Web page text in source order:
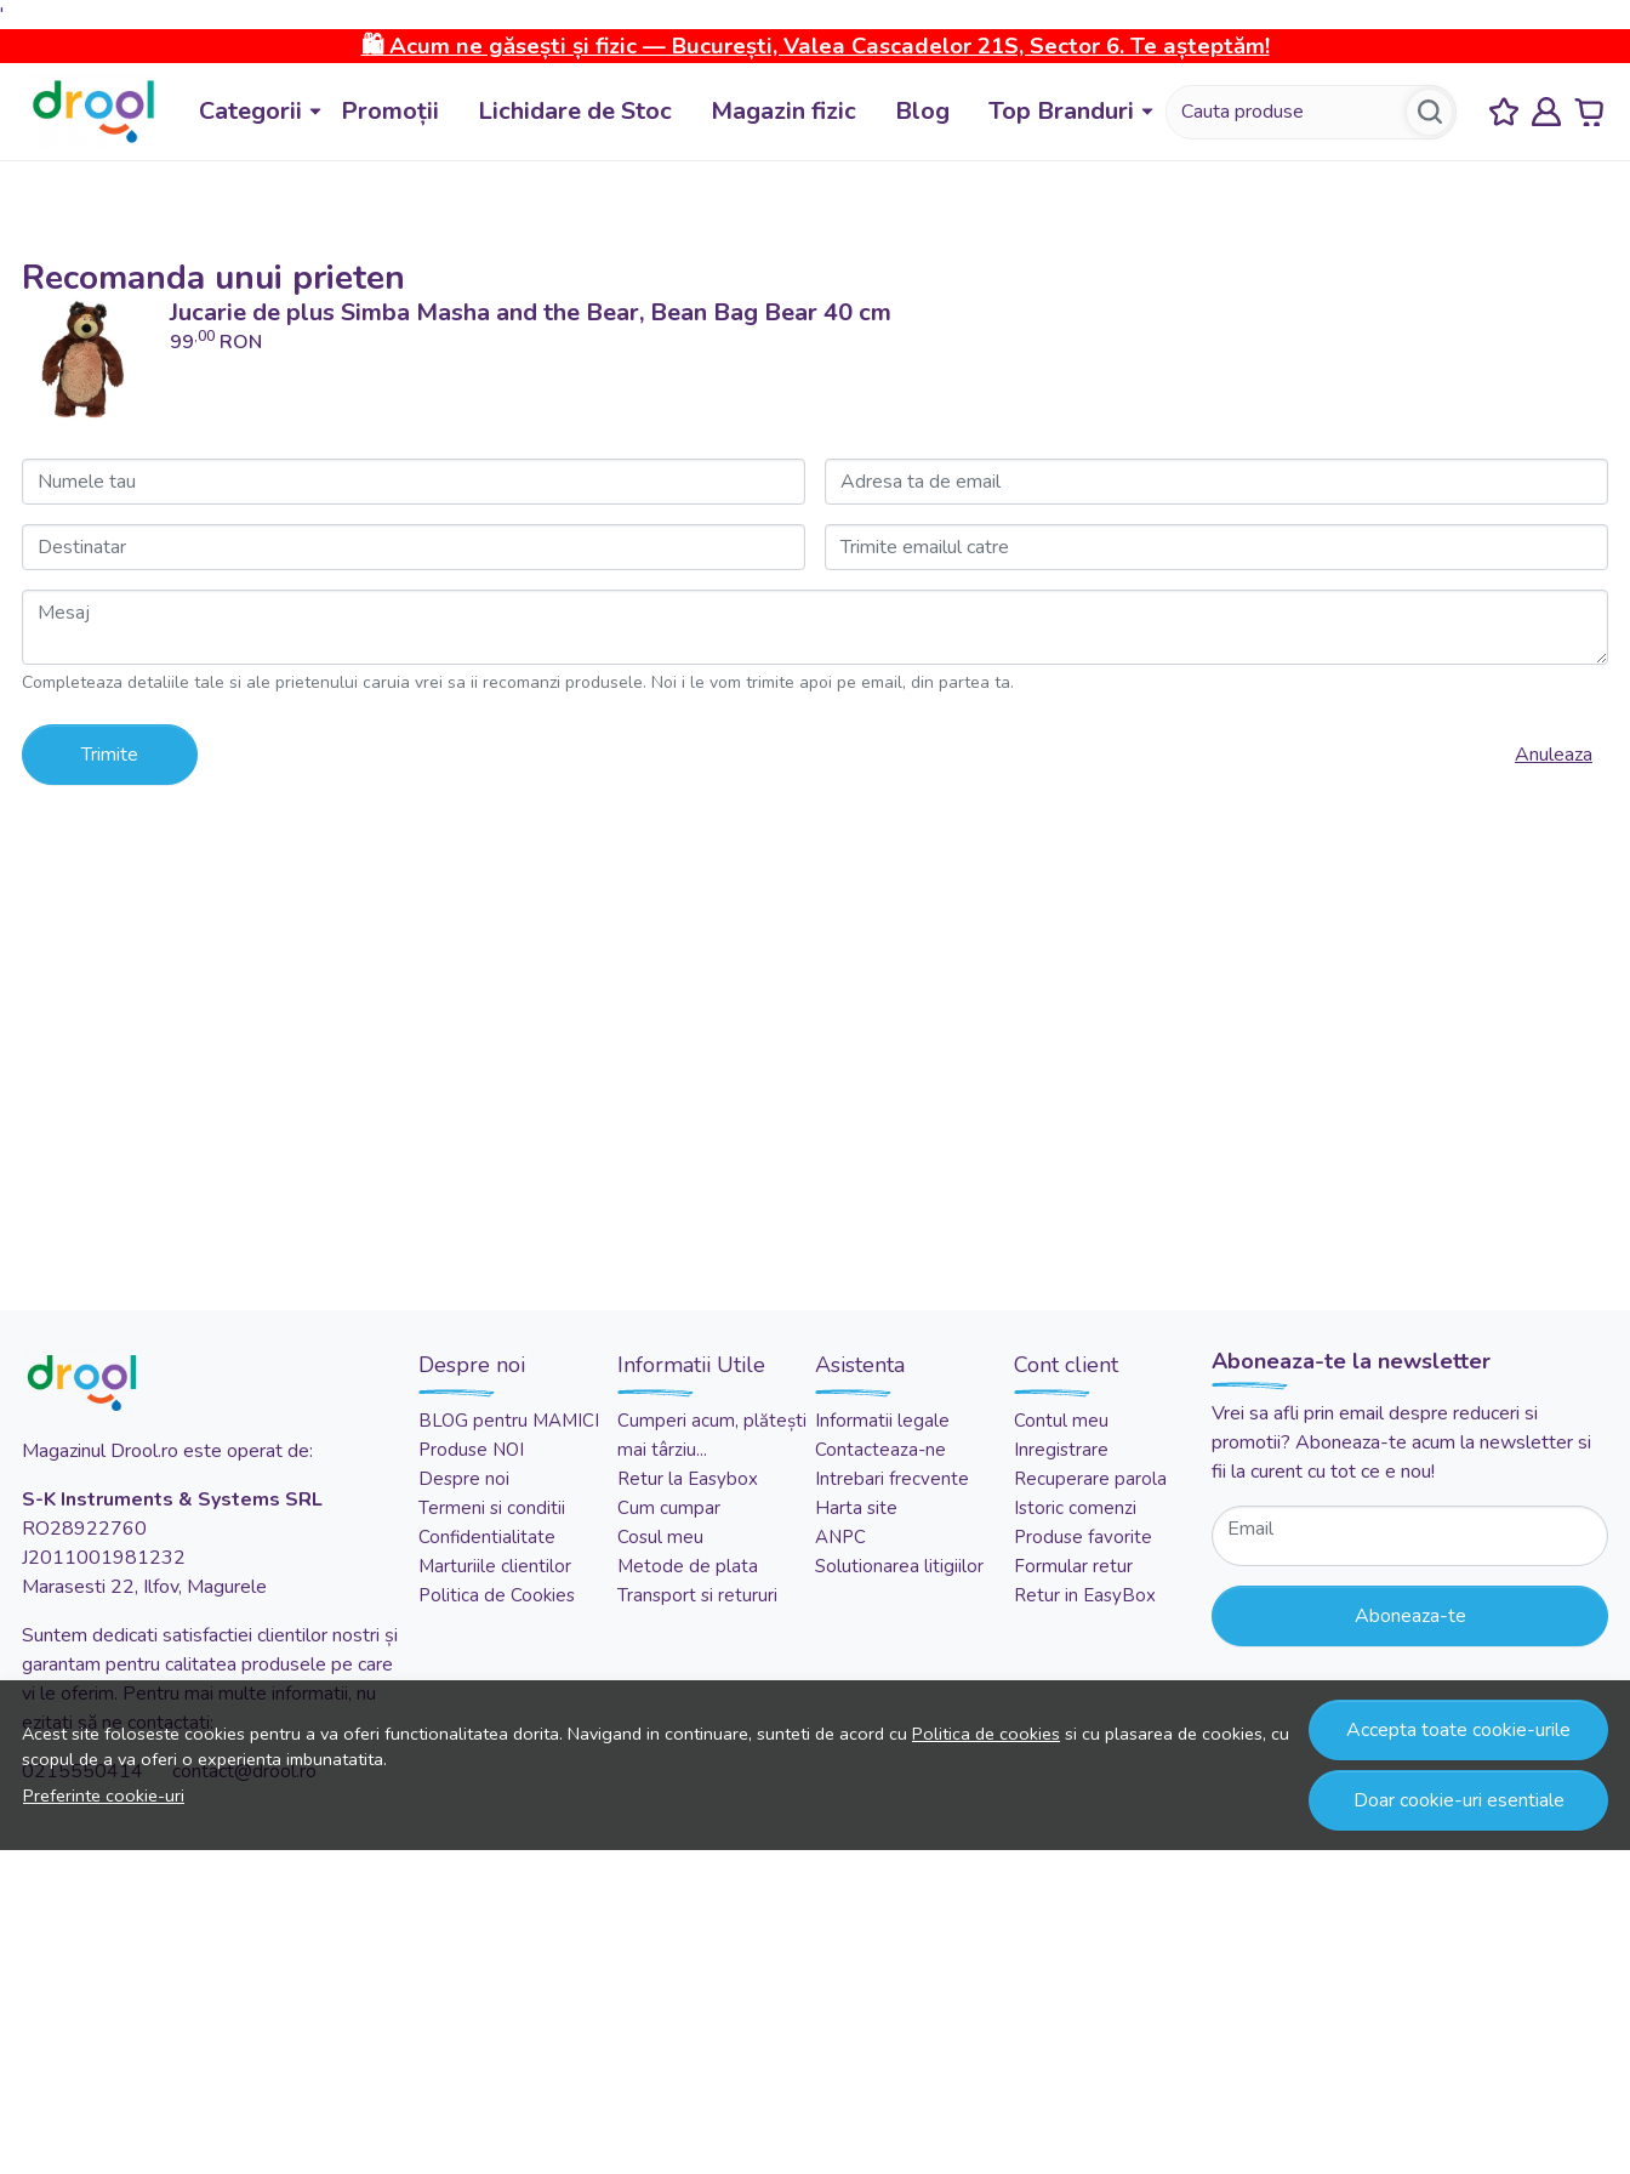
'
🛍️ Acum ne găsești și fizic — București, Valea Cascadelor 21S, Sector 6. Te așteptăm!
Categorii Promoții Lichidare de Stoc Magazin fizic Blog Top Branduri
Recomanda unui prieten
Jucarie de plus Simba Masha and the Bear, Bean Bag Bear 40 cm
99,00 RON
Numele tau Adresa ta de email
Destinatar Trimite emailul catre
Mesaj
Completeaza detaliile tale si ale prietenului caruia vrei sa ii recomanzi produsele. Noi i le vom trimite apoi pe email, din partea ta.
Trimite Anuleaza
Acest site foloseste cookies pentru a va oferi functionalitatea dorita. Navigand in continuare, sunteti de acord cu Politica de cookies si cu plasarea de cookies, cu
scopul de a va oferi o experienta imbunatatita.
Preferinte cookie-uri
Accepta toate cookie-urile
Doar cookie-uri esentiale
Magazinul Drool.ro este operat de:
S-K Instruments & Systems SRL
RO28922760
J2011001981232
Marasesti 22, Ilfov, Magurele
Suntem dedicati satisfactiei clientilor nostri și
garantam pentru calitatea produsele pe care
vi le oferim. Pentru mai multe informatii, nu
ezitati să ne contactati:
0215550414 contact@drool.ro
Despre noi
BLOG pentru MAMICI
Produse NOI
Despre noi
Termeni si conditii
Confidentialitate
Marturiile clientilor
Politica de Cookies
Informatii Utile
Cumperi acum, plătești
mai târziu...
Retur la Easybox
Cum cumpar
Cosul meu
Metode de plata
Transport si retururi
Asistenta
Informatii legale
Contacteaza-ne
Intrebari frecvente
Harta site
ANPC
Solutionarea litigiilor
Cont client
Contul meu
Inregistrare
Recuperare parola
Istoric comenzi
Produse favorite
Formular retur
Retur in EasyBox
Aboneaza-te la newsletter
Vrei sa afli prin email despre reduceri si
promotii? Aboneaza-te acum la newsletter si
fii la curent cu tot ce e nou!
Email
Aboneaza-te